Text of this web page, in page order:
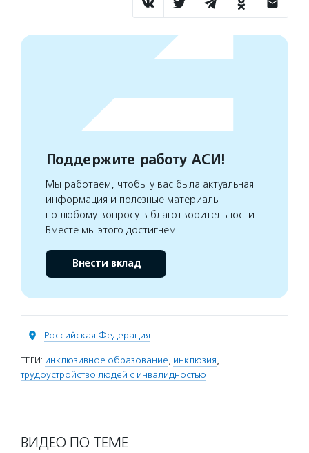
Поддержите работу АСИ!
Мы работаем, чтобы у вас была актуальная
информация и полезные материалы
по любому вопросу в благотворительности.
Вместе мы этого достигнем
Внести вклад
Российская Федерация
ТЕГИ: инклюзивное образование, инклюзия,
трудоустройство людей с инвалидностью
ВИДЕО ПО ТЕМЕ